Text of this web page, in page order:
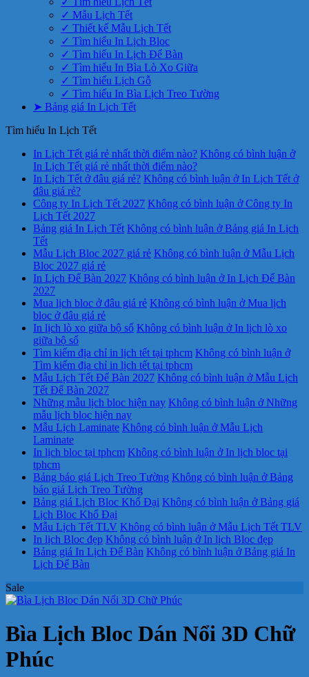
✓ Mẫu Lịch Tết
✓ Thiết kế Mẫu Lịch Tết
✓ Tìm hiểu In Lịch Bloc
✓ Tìm hiểu In Lịch Để Bàn
✓ Tìm hiểu In Bìa Lò Xo Giữa
✓ Tìm hiểu Lịch Gỗ
✓ Tìm hiểu In Bìa Lịch Treo Tường
➤ Bảng giá In Lịch Tết
Tìm hiểu In Lịch Tết
In Lịch Tết giá rẻ nhất thời điểm nào? Không có bình luận ở
In Lịch Tết giá rẻ nhất thời điểm nào?
In Lịch Tết ở đâu giá rẻ? Không có bình luận ở In Lịch Tết ở
đâu giá rẻ?
Công ty In Lịch Tết 2027 Không có bình luận ở Công ty In
Lịch Tết 2027
Bảng giá In Lịch Tết Không có bình luận ở Bảng giá In Lịch
Tết
Mẫu Lịch Bloc 2027 giá rẻ Không có bình luận ở Mẫu Lịch
Bloc 2027 giá rẻ
In Lịch Để Bàn 2027 Không có bình luận ở In Lịch Để Bàn
2027
Mua lịch bloc ở đâu giá rẻ Không có bình luận ở Mua lịch
bloc ở đâu giá rẻ
In lịch lò xo giữa bộ số Không có bình luận ở In lịch lò xo
giữa bộ số
Tìm kiếm địa chỉ in lịch tết tại tphcm Không có bình luận ở
Tìm kiếm địa chỉ in lịch tết tại tphcm
Mẫu Lịch Tết Để Bàn 2027 Không có bình luận ở Mẫu Lịch
Tết Để Bàn 2027
Những mẫu lịch bloc hiện nay Không có bình luận ở Những
mẫu lịch bloc hiện nay
Mẫu Lịch Laminate Không có bình luận ở Mẫu Lịch
Laminate
In lịch bloc tại tphcm Không có bình luận ở In lịch bloc tại
tphcm
Bảng báo giá Lịch Treo Tường Không có bình luận ở Bảng
báo giá Lịch Treo Tường
Bảng giá Lịch Bloc Khổ Đại Không có bình luận ở Bảng giá
Lịch Bloc Khổ Đại
Mẫu Lịch Tết TLV Không có bình luận ở Mẫu Lịch Tết TLV
In lịch Bloc đẹp Không có bình luận ở In lịch Bloc đẹp
Bảng giá In Lịch Để Bàn Không có bình luận ở Bảng giá In
Lịch Để Bàn
Sale
Bìa Lịch Bloc Dán Nổi 3D Chữ
Phúc